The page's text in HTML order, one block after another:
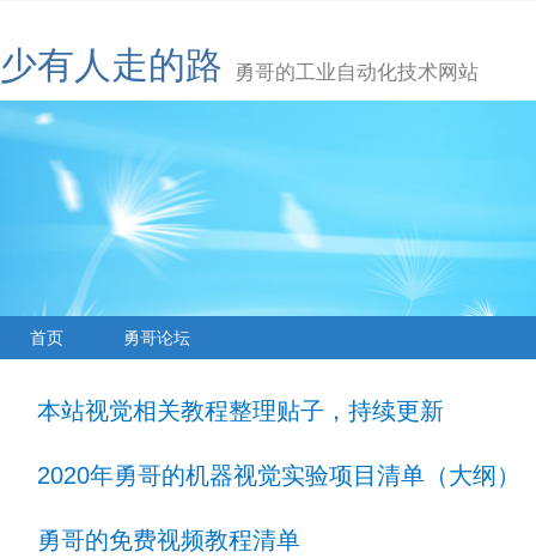
少有人走的路 勇哥的工业自动化技术网站
首页 勇哥论坛
本站视觉相关教程整理贴子，持续更新
2020年勇哥的机器视觉实验项目清单（大纲）
勇哥的免费视频教程清单